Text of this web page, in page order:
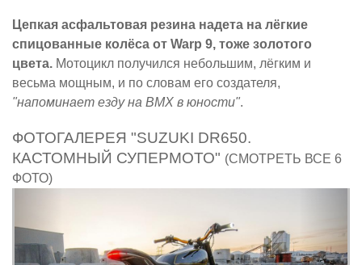
Цепкая асфальтовая резина надета на лёгкие
спицованные колёса от Warp 9, тоже золотого
цвета. Мотоцикл получился небольшим, лёгким и
весьма мощным, и по словам его создателя,
"напоминает езду на BMX в юности".
ФОТОГАЛЕРЕЯ "SUZUKI DR650.
КАСТОМНЫЙ СУПЕРМОТО" (СМОТРЕТЬ ВСЕ 6
ФОТО)